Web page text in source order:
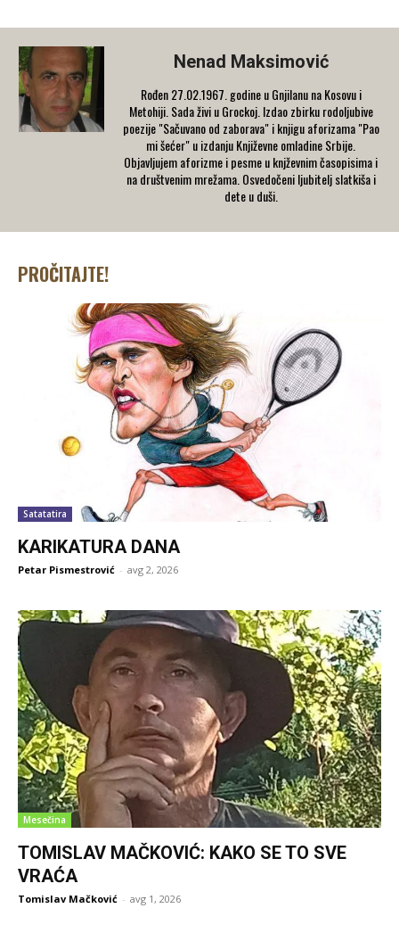
Nenad Maksimović
Rođen 27.02.1967. godine u Gnjilanu na Kosovu i
Metohiji. Sada živi u Grockoj. Izdao zbirku rodoljubive
poezije "Sačuvano od zaborava" i knjigu aforizama "Pao
mi šećer" u izdanju Književne omladine Srbije.
Objavljujem aforizme i pesme u knjževnim časopisima i
na društvenim mrežama. Osvedočeni ljubitelj slatkiša i
dete u duši.
PROČITAJTE!
Satatatira
KARIKATURA DANA
Petar Pismestrović - avg 2, 2026
Mesečina
TOMISLAV MAČKOVIĆ: KAKO SE TO SVE
VRAĆA
Tomislav Mačković - avg 1, 2026